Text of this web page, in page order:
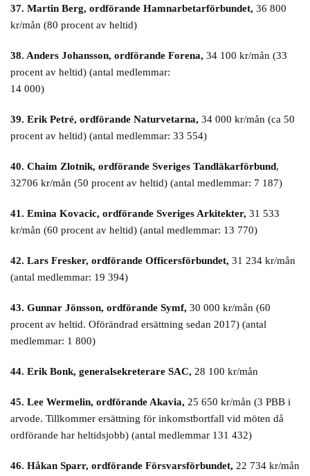
37. Martin Berg, ordförande Hamnarbetarförbundet, 36 800
kr/mån (80 procent av heltid)
38. Anders Johansson, ordförande Forena, 34 100 kr/mån (33
procent av heltid) (antal medlemmar:
14 000)
39. Erik Petré, ordförande Naturvetarna, 34 000 kr/mån (ca 50
procent av heltid) (antal medlemmar: 33 554)
40. Chaim Zlotnik, ordförande Sveriges Tandläkarförbund,
32706 kr/mån (50 procent av heltid) (antal medlemmar: 7 187)
41. Emina Kovacic, ordförande Sveriges Arkitekter, 31 533
kr/mån (60 procent av heltid) (antal medlemmar: 13 770)
42. Lars Fresker, ordförande Officersförbundet, 31 234 kr/mån
(antal medlemmar: 19 394)
43. Gunnar Jönsson, ordförande Symf, 30 000 kr/mån (60
procent av heltid. Oförändrad ersättning sedan 2017) (antal
medlemmar: 1 800)
44. Erik Bonk, generalsekreterare SAC, 28 100 kr/mån
45. Lee Wermelin, ordförande Akavia, 25 650 kr/mån (3 PBB i
arvode. Tillkommer ersättning för inkomstbortfall vid möten då
ordförande har heltidsjobb) (antal medlemmar 131 432)
46. Håkan Sparr, ordförande Försvarsförbundet, 22 734 kr/mån